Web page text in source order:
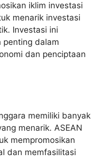
iklim investasi
menarik investasi
Investasi ini
penting dalam
dan penciptaan
memiliki banyak
menarik. ASEAN
mempromosikan
dan memfasilitasi